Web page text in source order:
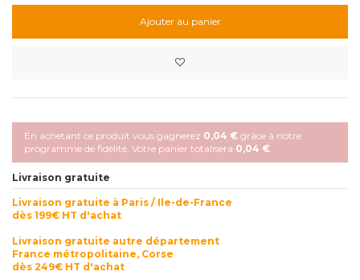
Ajouter au panier
En achetant ce produit vous gagnerez 0,04 € grâce à notre
programme de fidélité. Votre panier totalisera 0,04 €
Livraison gratuite
Livraison gratuite à Paris / Ile-de-France
dès 199€ HT d'achat
Livraison gratuite autre département
France métropolitaine, Corse
dès 249€ HT d'achat